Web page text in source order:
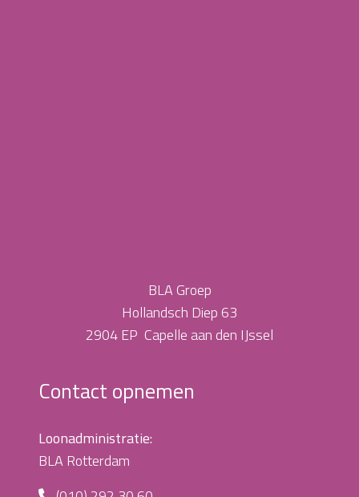
BLA Groep
Hollandsch Diep 63
2904 EP Capelle aan den IJssel
Contact opnemen
Loonadministratie:
BLA Rotterdam